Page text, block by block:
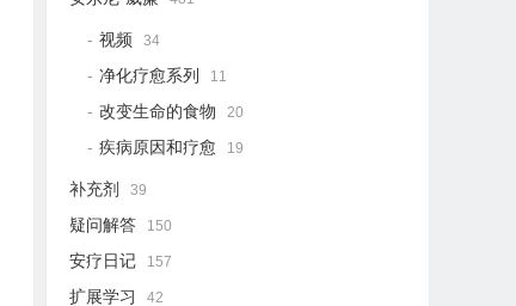
视频 34
净化疗愈系列 11
改变生命的食物 20
疾病原因和疗愈 19
补充剂 39
疑问解答 150
安疗日记 157
扩展学习 42